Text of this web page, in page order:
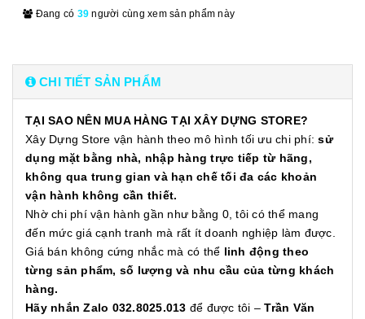
Đang có 39 người cùng xem sản phẩm này
CHI TIẾT SẢN PHẨM
TẠI SAO NÊN MUA HÀNG TẠI XÂY DỰNG STORE?
Xây Dựng Store vận hành theo mô hình tối ưu chi phí:sử
dụng mặt bằng nhà, nhập hàng trực tiếp từ hãng,
không qua trung gian và hạn chế tối đa các khoản
vận hành không cần thiết.
Nhờ chi phí vận hành gần như bằng 0, tôi có thể mang
đến mức giá cạnh tranh mà rất ít doanh nghiệp làm được.
Giá bán không cứng nhắc mà có thể linh động theo
từng sản phẩm, số lượng và nhu cầu của từng khách
hàng.
Hãy nhắn Zalo 032.8025.013 để được tôi –Trần Văn